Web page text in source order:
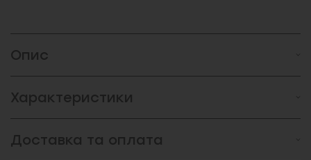
Опис
Характеристики
Доставка та оплата